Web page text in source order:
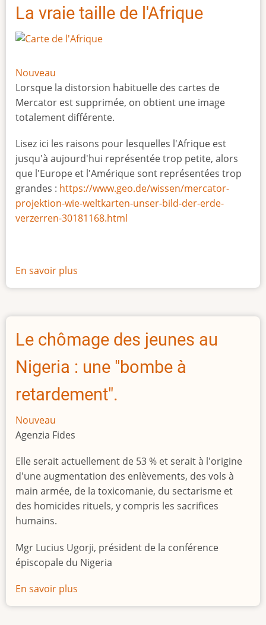
La vraie taille de l'Afrique
Nouveau
Lorsque la distorsion habituelle des cartes de
Mercator est supprimée, on obtient une image
totalement différente.
Lisez ici les raisons pour lesquelles l'Afrique est
jusqu'à aujourd'hui représentée trop petite, alors
que l'Europe et l'Amérique sont représentées trop
grandes : https://www.geo.de/wissen/mercator-
projektion-wie-weltkarten-unser-bild-der-erde-
verzerren-30181168.html
En savoir plus
La
taille
l'Afrique
Le chômage des jeunes au
Nigeria : une "bombe à
retardement".
Nouveau
Agenzia Fides
Elle serait actuellement de 53 % et serait à l'origine
d'une augmentation des enlèvements, des vols à
main armée, de la toxicomanie, du sectarisme et
des homicides rituels, y compris les sacrifices
humains.
Mgr Lucius Ugorji, président de la conférence
épiscopale du Nigeria
En savoir plus
Le